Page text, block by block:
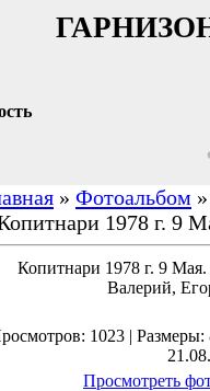
» Фотоальбом
1978 г. 9
Копитнари 1978 г. 9
Валерий,
1023 |
Просмотреть